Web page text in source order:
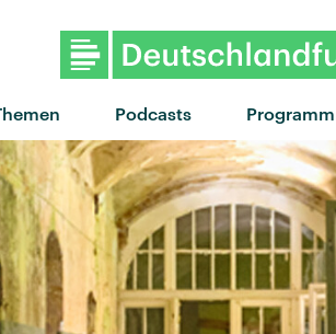
Podcasts Programm
"Me